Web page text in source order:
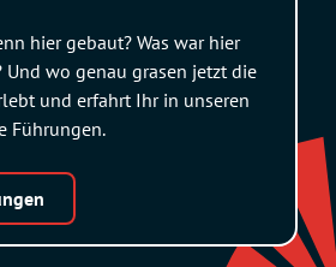
hier gebaut? Was war hier
wo genau grasen jetzt die
und erfahrt Ihr in unseren
Führungen.